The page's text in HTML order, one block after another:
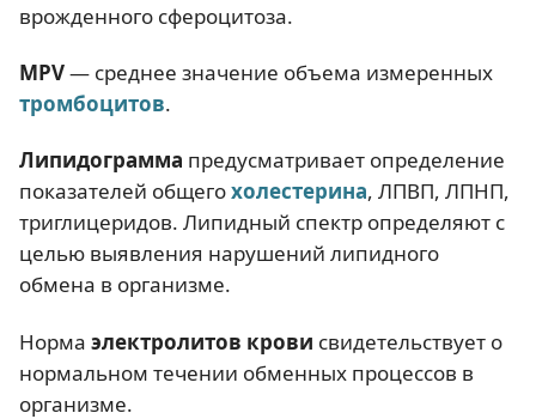
врожденного сфероцитоза.
MPV— среднее значение объема измеренных
тромбоцитов.
Липидограмма предусматривает определение
показателей общегохолестерина, ЛПВП, ЛПНП,
триглицеридов. Липидный спектр определяют с
целью выявления нарушений липидного
обмена в организме.
Норма электролитов крови свидетельствует о
нормальном течении обменных процессов в
организме.